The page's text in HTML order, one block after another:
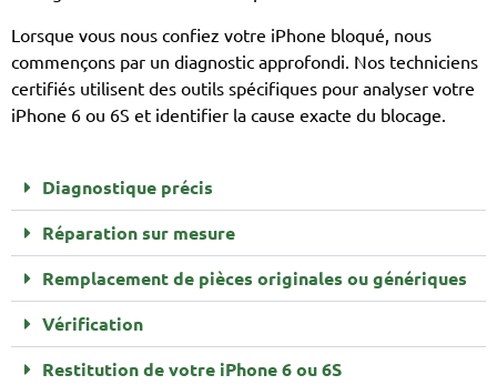
Lorsque vous nous confiez votre iPhone bloqué, nous
commençons par un diagnostic approfondi. Nos techniciens
certifiés utilisent des outils spécifiques pour analyser votre
iPhone 6 ou 6S et identifier la cause exacte du blocage.
Diagnostique précis
Réparation sur mesure
Remplacement de pièces originales ou génériques
Vérification
Restitution de votre iPhone 6 ou 6S